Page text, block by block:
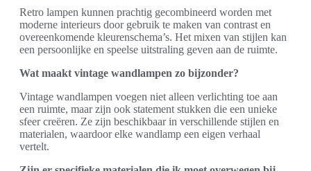
Retro lampen kunnen prachtig gecombineerd worden met
moderne interieurs door gebruik te maken van contrast en
overeenkomende kleurenschema’s. Het mixen van stijlen kan
een persoonlijke en speelse uitstraling geven aan de ruimte.
Wat maakt vintage wandlampen zo bijzonder?
Vintage wandlampen voegen niet alleen verlichting toe aan
een ruimte, maar zijn ook statement stukken die een unieke
sfeer creëren. Ze zijn beschikbaar in verschillende stijlen en
materialen, waardoor elke wandlamp een eigen verhaal
vertelt.